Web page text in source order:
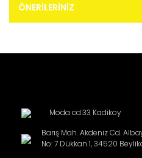
ÖNERILERINIZ
Moda cd.33 Kadikoy
Barış Mah. Akdeniz Cd.
No: 7 Dükkan 1, 34520